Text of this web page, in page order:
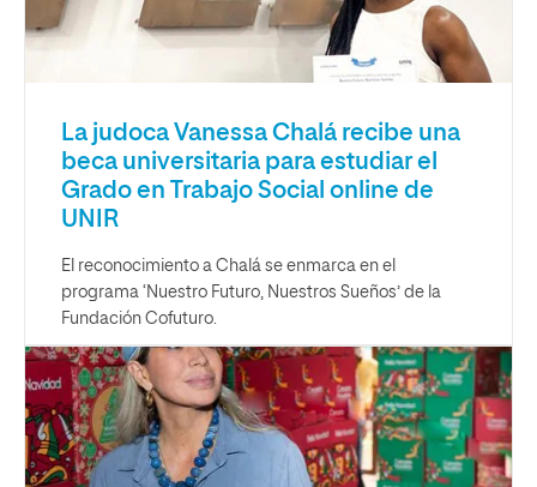
La judoca Vanessa Chalá recibe una
beca universitaria para estudiar el
Grado en Trabajo Social online de
UNIR
El reconocimiento a Chalá se enmarca en el
programa ‘Nuestro Futuro, Nuestros Sueños’ de la
Fundación Cofuturo.